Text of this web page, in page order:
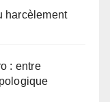
harcèlement
: entre